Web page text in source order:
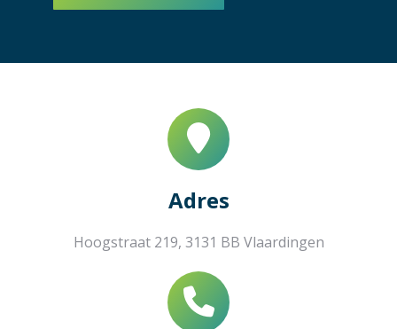
Adres
Hoogstraat 219, 3131 BB Vlaardingen